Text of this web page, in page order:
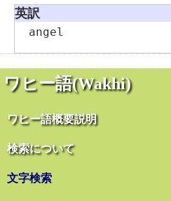
ワヒー語(Wakhi)
ワヒー語概要説明
検索について
文字検索
英訳
angel